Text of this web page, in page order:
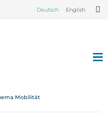
Deutsch English
Mobilität